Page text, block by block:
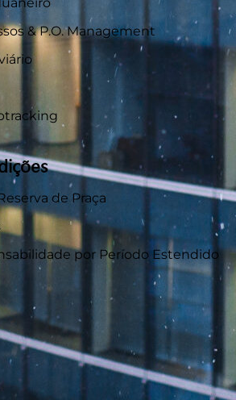
& P.O. Management
de Praça
por Período Estendido